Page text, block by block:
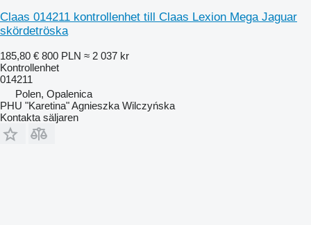
Claas 014211 kontrollenhet till Claas Lexion Mega Jaguar
skördetröska
185,80 € 800 PLN ≈ 2 037 kr
Kontrollenhet
014211
Polen, Opalenica
PHU "Karetina" Agnieszka Wilczyńska
Kontakta säljaren